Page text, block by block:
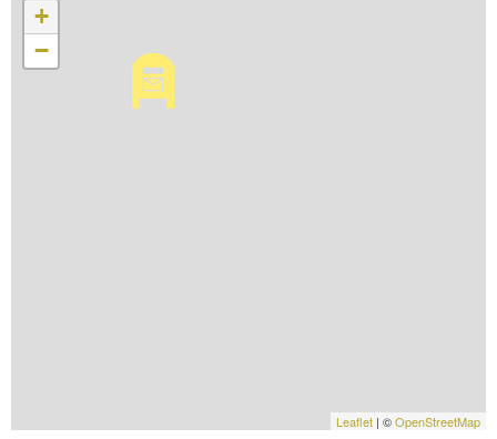
+
−
Leaflet | ©OpenStreetMap